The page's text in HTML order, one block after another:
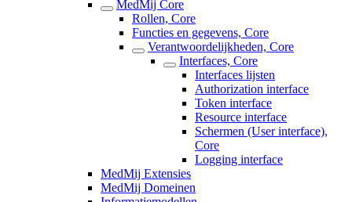
MedMij Core
Rollen, Core
Functies en gegevens, Core
Verantwoordelijkheden, Core
Interfaces, Core
Interfaces lijsten
Authorization interface
Token interface
Resource interface
Schermen (User interface),
Core
Logging interface
MedMij Extensies
MedMij Domeinen